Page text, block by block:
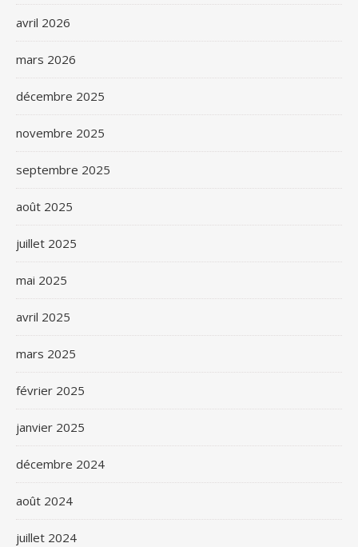
avril 2026
mars 2026
décembre 2025
novembre 2025
septembre 2025
août 2025
juillet 2025
mai 2025
avril 2025
mars 2025
février 2025
janvier 2025
décembre 2024
août 2024
juillet 2024